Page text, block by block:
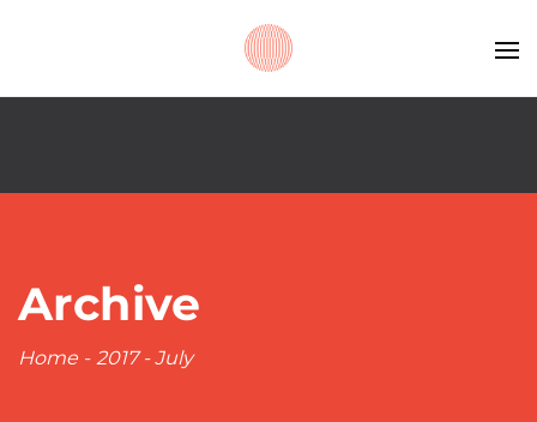
Archive
Home - 2017 - July